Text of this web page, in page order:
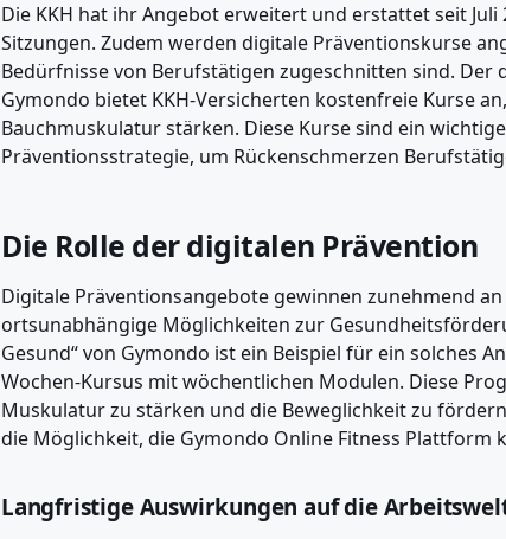
Die KKH hat ihr Angebot erweitert und erstattet seit
Sitzungen. Zudem werden digitale Präventionskurse
Bedürfnisse von Berufstätigen zugeschnitten sind.
Gymondo bietet KKH-Versicherten kostenfreie Kurse
Bauchmuskulatur stärken. Diese Kurse sind ein
Präventionsstrategie, um Rückenschmerzen
Die Rolle der digitalen Prävention
Digitale Präventionsangebote gewinnen zunehmend
ortsunabhängige Möglichkeiten zur
Gesund“ von Gymondo ist ein Beispiel für ein solches
Wochen-Kursus mit wöchentlichen Modulen. Diese
Muskulatur zu stärken und die Beweglichkeit zu
die Möglichkeit, die Gymondo Online Fitness Plattform
Langfristige Auswirkungen auf die